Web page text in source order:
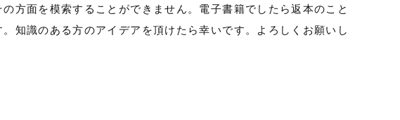
方面を模索することができません。電子書籍でしたら返本のこと
知識のある方のアイデアを頂けたら幸いです。よろしくお願いし